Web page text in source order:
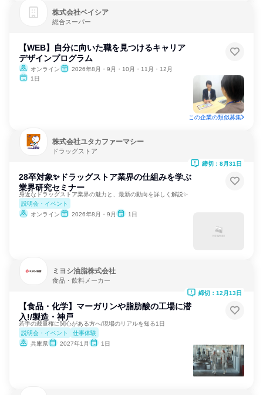
株式会社ベイシア
総合スーパー
【WEB】自分に向いた職を見つけるキャリア
デザインプログラム
オンライン
2026年8月・9月・10月・11月・12月
1日
この企業の類似募集
株式会社ユタカファーマシー
ドラッグストア
28卒対象✨ドラッグストア業界の仕組みを学ぶ
業界研究セミナー
身近なドラッグストア業界の魅力と、最新の動向を詳しく解説✨️
説明会・イベント
オンライン
2026年8月・9月 1日
締切：8月31日
ミヨシ油脂株式会社
食品・飲料メーカー
【食品・化学】マーガリンや脂肪酸の工場に潜
入!/製造・神戸
若手の裁量権に関心がある方へ/現場のリアルを知る1日
説明会・イベント
仕事体験
兵庫県
2027年1月 1日
締切：12月13日